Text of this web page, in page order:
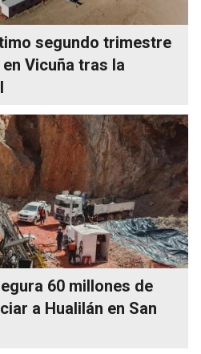
segundo trimestre
Vicuña tras la
60 millones de
a Hualilán en San